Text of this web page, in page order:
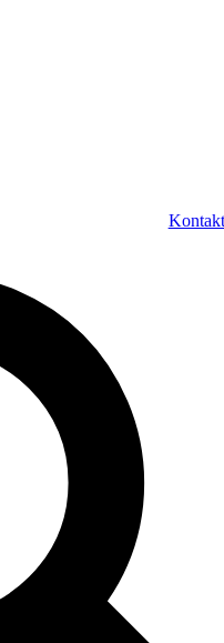
Kontakt